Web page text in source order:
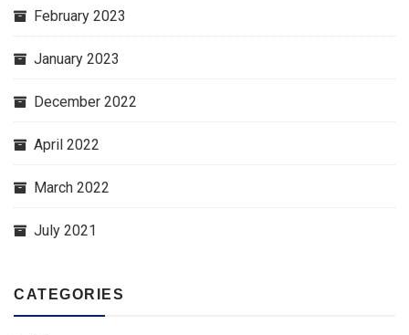
February 2023
January 2023
December 2022
April 2022
March 2022
July 2021
CATEGORIES